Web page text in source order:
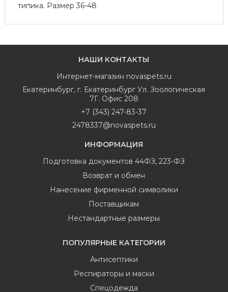
типика. Размер 36-48
НАШИ КОНТАКТЫ
Интернет-магазин novaspets.ru
Екатеринбург, г. Екатеринбург Ул. Зоологическая
7Г. Офис 208
+7 (343) 247-83-37
2478337@novaspets.ru
ИНФОРМАЦИЯ
Подготовка документов 44ФЗ, 223-ФЗ
Возврат и обмен
Нанесение фирменной символики
Поставщикам
Нестандартные размеры
ПОПУЛЯРНЫЕ КАТЕГОРИИ
Антисептики
Респираторы и маски
Спецодежда